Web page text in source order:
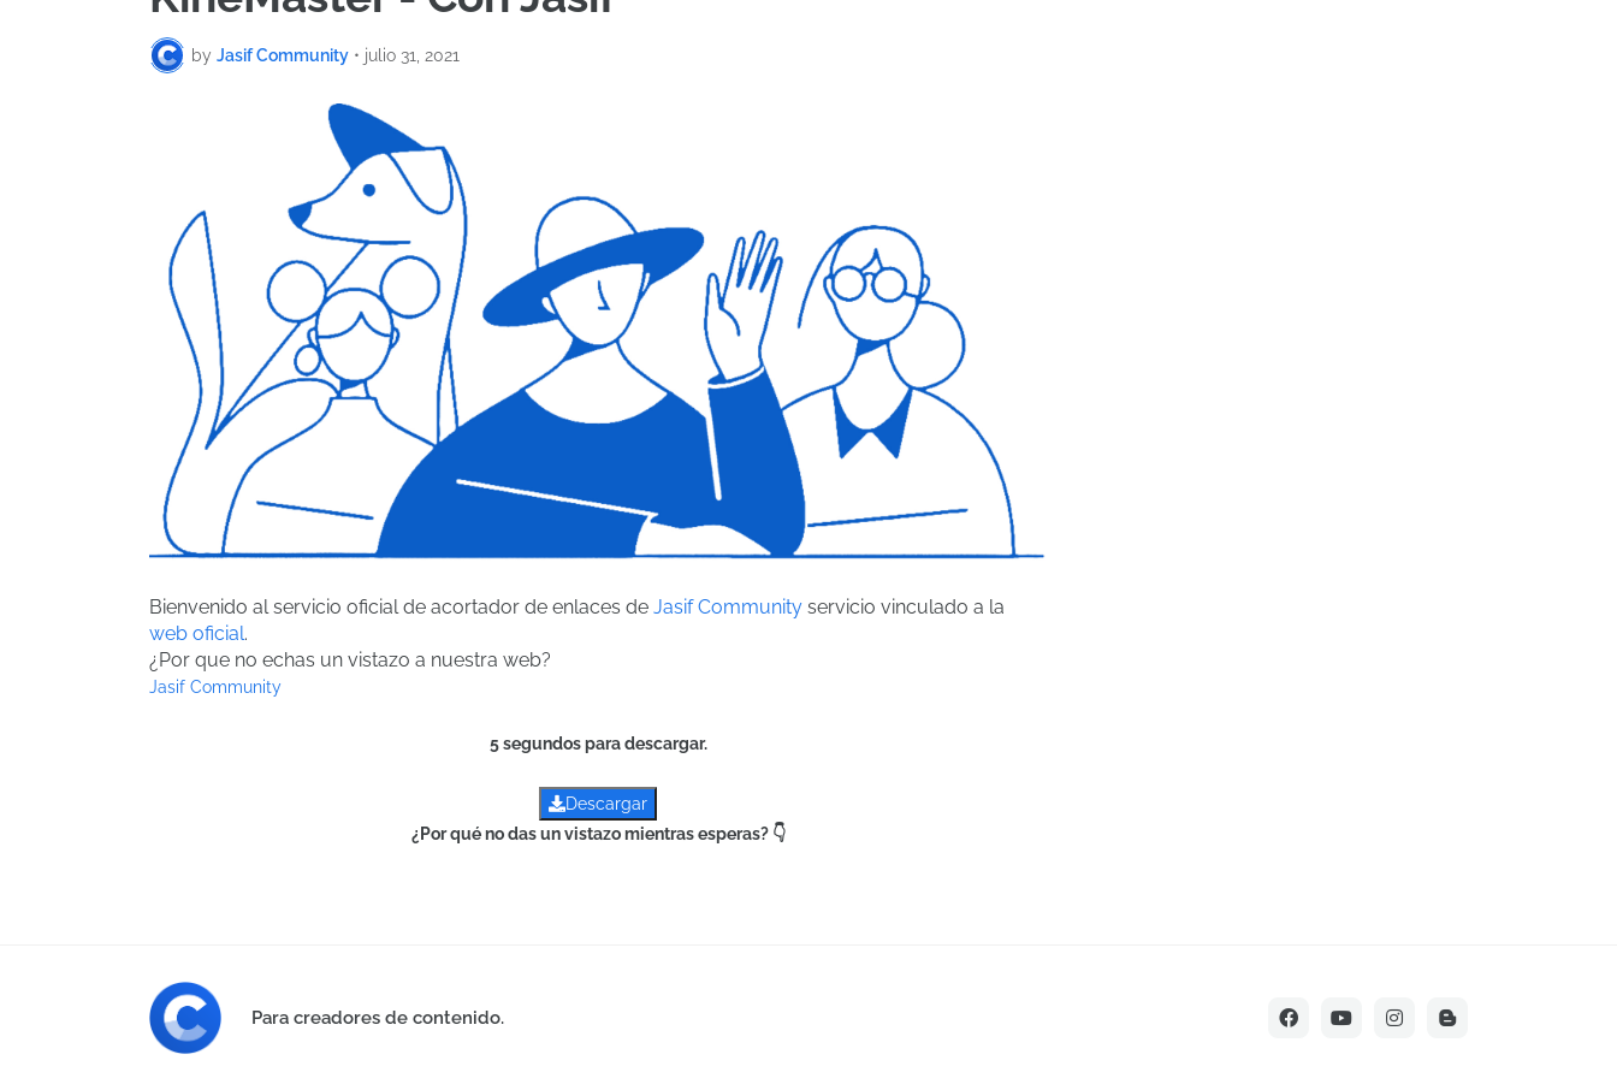
by Jasif Community • julio 31, 2021
Bienvenido al servicio oficial de acortador de enlaces de Jasif Community servicio vinculado a la
web oficial.
¿Por que no echas un vistazo a nuestra web?
Jasif Community
5 segundos para descargar.
Descargar
¿Por qué no das un vistazo mientras esperas? 👇
Para creadores de contenido.